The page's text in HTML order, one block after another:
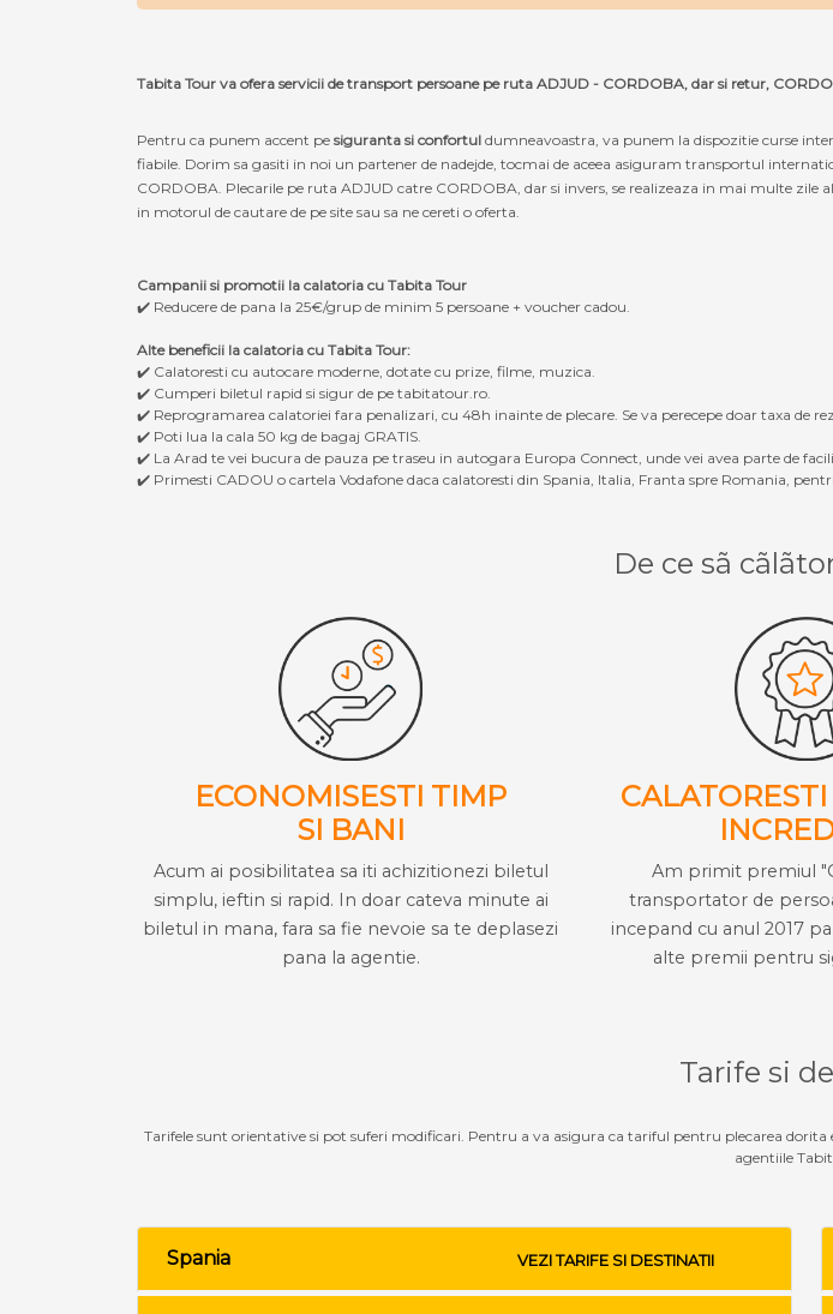
Tabita Tour va ofera servicii de transport persoane pe ruta ADJUD - CORDOBA, dar si retur,
Pentru ca punem accent pe siguranta si confortul dumneavoastra, va punem la dispozitie curse
fiabile. Dorim sa gasiti in noi un partener de nadejde, tocmai de aceea asiguram transportul
CORDOBA. Plecarile pe ruta ADJUD catre CORDOBA, dar si invers, se realizeaza in mai multe
in motorul de cautare de pe site sau sa ne cereti o oferta.
Campanii si promotii la calatoria cu Tabita Tour
✔️ Reducere de pana la 25€/grup de minim 5 persoane + voucher cadou.
Alte beneficii la calatoria cu Tabita Tour:
✔️ Calatoresti cu autocare moderne, dotate cu prize, filme, muzica.
✔️ Cumperi biletul rapid si sigur de pe tabitatour.ro.
✔️ Reprogramarea calatoriei fara penalizari, cu 48h inainte de plecare. Se va perecepe doar taxa de
✔️ Poti lua la cala 50 kg de bagaj GRATIS.
✔️ La Arad te vei bucura de pauza pe traseu in autogara Europa Connect, unde vei avea parte de
✔️ Primesti CADOU o cartela Vodafone daca calatoresti din Spania, Italia, Franta spre Romania,
De ce sã
ECONOMISESTI TIMP
SI BANI
Acum ai posibilitatea sa iti achizitionezi biletul
simplu, ieftin si rapid. In doar cateva minute ai
biletul in mana, fara sa fie nevoie sa te deplasezi
pana la agentie.
Am primit premiul
transportator de
incepand cu anul 2017
alte premii pentru
Tarife si
Tarifele sunt orientative si pot suferi modificari. Pentru a va asigura ca tariful pentru plecarea
agentiile
Spania VEZI TARIFE SI DESTINATII